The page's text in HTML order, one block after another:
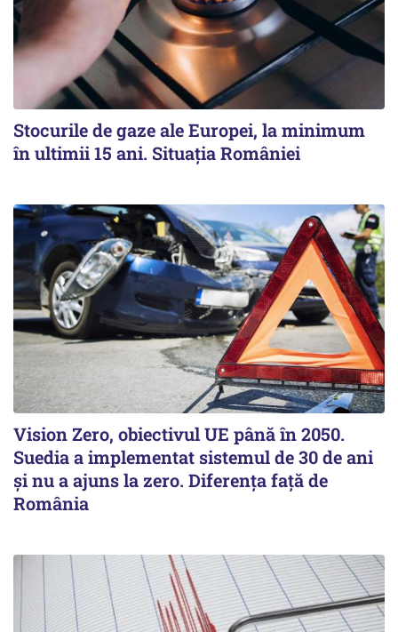
Stocurile de gaze ale Europei, la minimum
în ultimii 15 ani. Situația României
Vision Zero, obiectivul UE până în 2050.
Suedia a implementat sistemul de 30 de ani
şi nu a ajuns la zero. Diferenţa faţă de
România